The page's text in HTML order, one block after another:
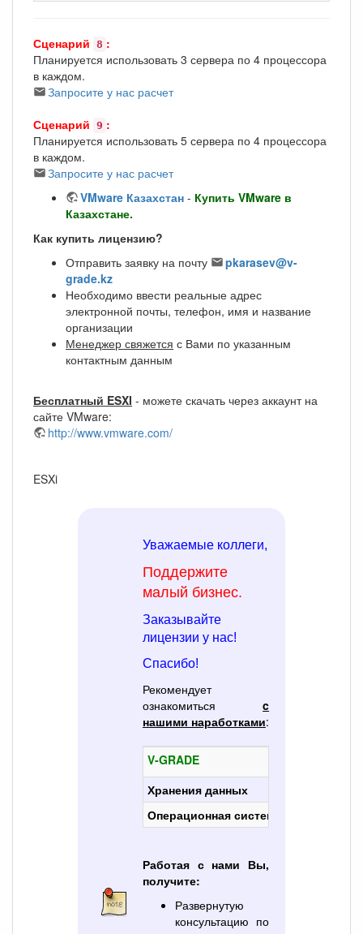
Сценарий 8 :
Планируется использовать 3 сервера по 4 процессора
в каждом.
Запросите у нас расчет
Сценарий 9 :
Планируется использовать 5 сервера по 4 процессора
в каждом.
Запросите у нас расчет
VMware Казахстан - Купить VMware в
Казахстане.
Как купить лицензию?
Отправить заявку на почту
pkarasev@v-
grade.kz
Необходимо ввести реальные адрес
электронной почты, телефон, имя и название
организации
Менеджер свяжется с Вами по указанным
контактным данным
Бесплатный ESXI - можете скачать через аккаунт на
сайте VMware:
http://www.vmware.com/
ESXi
Уважаемые коллеги,
Поддержите
малый бизнес.
Заказывайте
лицензии у нас!
Спасибо!
Рекомендует
ознакомитьсяc
нашими наработками:
V-GRADE
Хранения данных
Операционная система
Работая с нами Вы,
получите:
Развернутую
консультацию по